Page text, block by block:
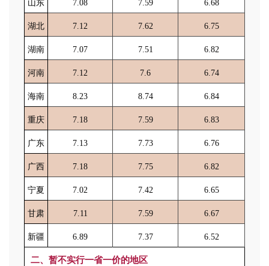
山东 7.08 7.59 6.68
湖北 7.12 7.62 6.75
湖南 7.07 7.51 6.82
河南 7.12 7.6 6.74
海南 8.23 8.74 6.84
重庆 7.18 7.59 6.83
广东 7.13 7.73 6.76
广西 7.18 7.75 6.82
宁夏 7.02 7.42 6.65
甘肃 7.11 7.59 6.67
新疆 6.89 7.37 6.52
二、暂不实行一省一价的地区